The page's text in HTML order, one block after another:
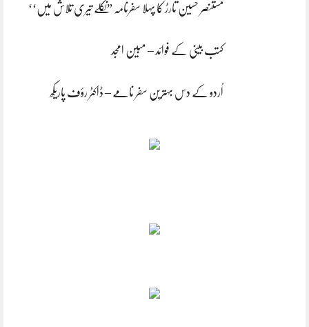
مستنصر حسین تارڑ کا پہلا سفرنامہ ”نکلے تیری تلاش میں‘‘
کتب بینی کے فوائد – مبین امجد
اُردو کے دس بہترین سفر نامے – ڈاکٹر رؤف پاریکھ